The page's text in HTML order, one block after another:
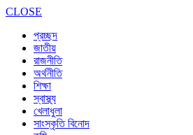
CLOSE
প্রচ্ছদ
জাতীয়
রাজনীতি
অর্থনীতি
শিক্ষা
স্বাস্থ্য
খেলাধুলা
সাংস্কৃতি বিনোদ